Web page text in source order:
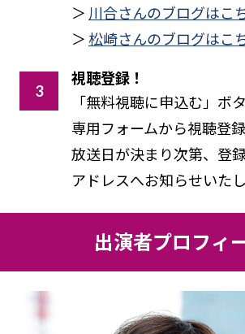
＞ 川合さんのブログはこ
＞ 松崎さんのブログはこ
視聴登録！
「無料視聴に申込む」ボ
専用フォームから視聴登
放送日が決まり次第、登
アドレスへお知らせいたし
出演者プロフィ